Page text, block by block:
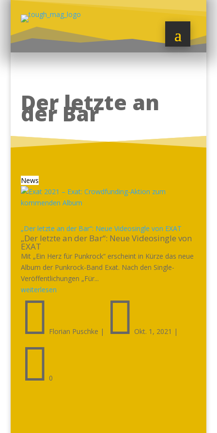
Der letzte an
der Bar
News
„Der letzte an der Bar“: Neue Videosingle von EXAT
„Der letzte an der Bar“: Neue Videosingle von
EXAT
Mit „Ein Herz für Punkrock“ erscheint in Kürze das neue
Album der Punkrock-Band Exat. Nach den Single-
Veröffentlichungen „Für...
weiterlesen
 Florian Puschke |  Okt. 1, 2021 |
 0